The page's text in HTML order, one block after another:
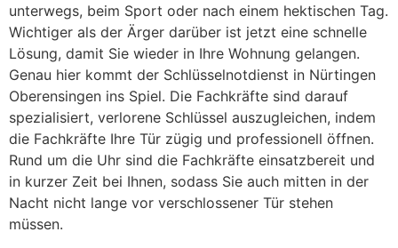
unterwegs, beim Sport oder nach einem hektischen Tag.
Wichtiger als der Ärger darüber ist jetzt eine schnelle
Lösung, damit Sie wieder in Ihre Wohnung gelangen.
Genau hier kommt der Schlüsselnotdienst in Nürtingen
Oberensingen ins Spiel. Die Fachkräfte sind darauf
spezialisiert, verlorene Schlüssel auszugleichen, indem
die Fachkräfte Ihre Tür zügig und professionell öffnen.
Rund um die Uhr sind die Fachkräfte einsatzbereit und
in kurzer Zeit bei Ihnen, sodass Sie auch mitten in der
Nacht nicht lange vor verschlossener Tür stehen
müssen.